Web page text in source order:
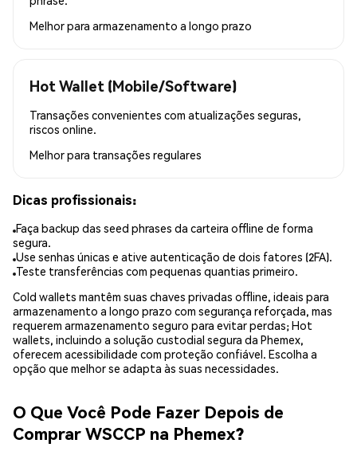
Melhor para armazenamento a longo prazo
Hot Wallet (Mobile/Software)
Transações convenientes com atualizações seguras,
riscos online.
Melhor para transações regulares
Dicas profissionais:
Faça backup das seed phrases da carteira offline de forma
segura.
Use senhas únicas e ative autenticação de dois fatores (2FA).
Teste transferências com pequenas quantias primeiro.
Cold wallets mantêm suas chaves privadas offline, ideais para
armazenamento a longo prazo com segurança reforçada, mas
requerem armazenamento seguro para evitar perdas; Hot
wallets, incluindo a solução custodial segura da Phemex,
oferecem acessibilidade com proteção confiável. Escolha a
opção que melhor se adapta às suas necessidades.
O Que Você Pode Fazer Depois de
Comprar WSCCP na Phemex?